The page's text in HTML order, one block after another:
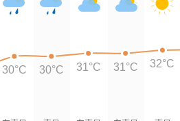
30°C 30°C 31°C 31°C 32°C